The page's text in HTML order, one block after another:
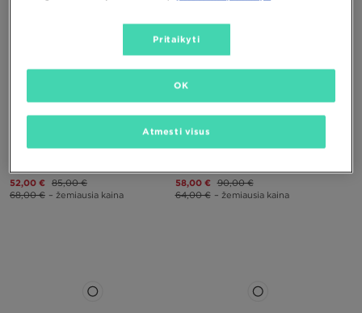
52,00 € 85,00 €
68,00 € – žemiausia kaina
58,00 € 90,00 €
64,00 € – žemiausia kaina
Pritaikyti
Atmesti visus
OK